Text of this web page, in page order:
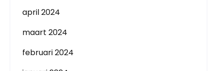
april 2024
maart 2024
februari 2024